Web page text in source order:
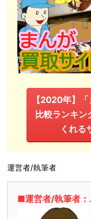
【2020年】
比較ランキ
くれる
運営者/執筆者
■運営者/執筆者：